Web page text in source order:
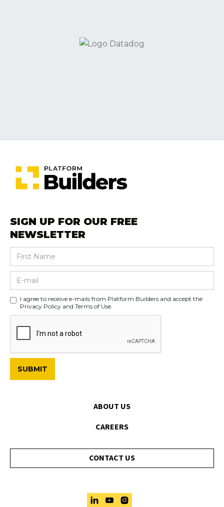
SIGN UP FOR OUR FREE
NEWSLETTER
I agree to receive e-mails from Platform Builders and accept the
Privacy Policy and Terms of Use.
ABOUT US
CAREERS
CONTACT US
  